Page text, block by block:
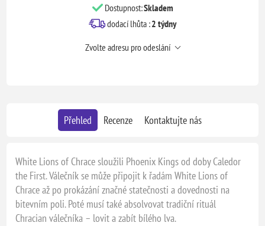
Dostupnost:Skladem
dodací lhůta :2 týdny
Zvolte adresu pro odeslání
Přehled Recenze Kontaktujte nás
White Lions of Chrace sloužili Phoenix Kings od doby Caledor
the First. Válečník se může připojit k řadám White Lions of
Chrace až po prokázání značné statečnosti a dovednosti na
bitevním poli. Poté musí také absolvovat tradiční rituál
Chracian válečníka – lovit a zabít bílého lva.